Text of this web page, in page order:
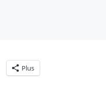
Plus